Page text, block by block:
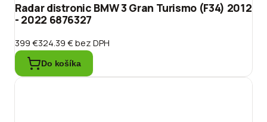
Radar distronic BMW 3 Gran Turismo (F34) 2012
- 2022 6876327
399 €324.39 €bez DPH
Do košíka